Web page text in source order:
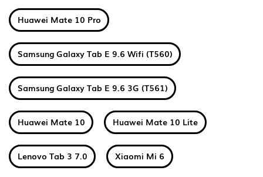
Huawei Mate 10 Pro
Samsung Galaxy Tab E 9.6 Wifi (T560)
Samsung Galaxy Tab E 9.6 3G (T561)
Huawei Mate 10 Huawei Mate 10 Lite
Lenovo Tab 3 7.0 Xiaomi Mi 6